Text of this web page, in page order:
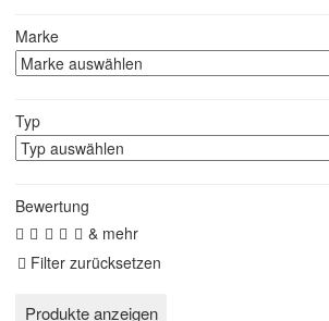
Marke
Typ
Bewertung
& mehr
Filter zurücksetzen